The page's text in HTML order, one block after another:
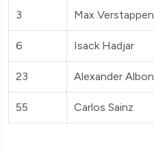
3 Max Verstappen
6 Isack Hadjar
23 Alexander Albon
55 Carlos Sainz